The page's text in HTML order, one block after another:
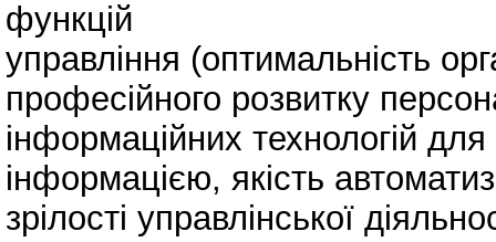
функцій
управління (оптимальність
професійного розвитку
інформаційних технологій
інформацією, якість
зрілості управлінської